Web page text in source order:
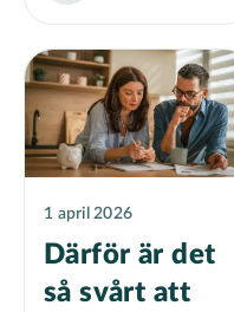
1 april 2026
Därför är det
så svårt att